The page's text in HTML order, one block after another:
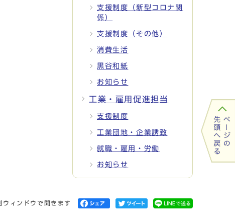
支援制度（新型コロナ関
係）
支援制度（その他）
消費生活
黒谷和紙
お知らせ
工業・雇用促進担当
支援制度
工業団地・企業誘致
就職・雇用・労働
お知らせ
ウィンドウで開きます